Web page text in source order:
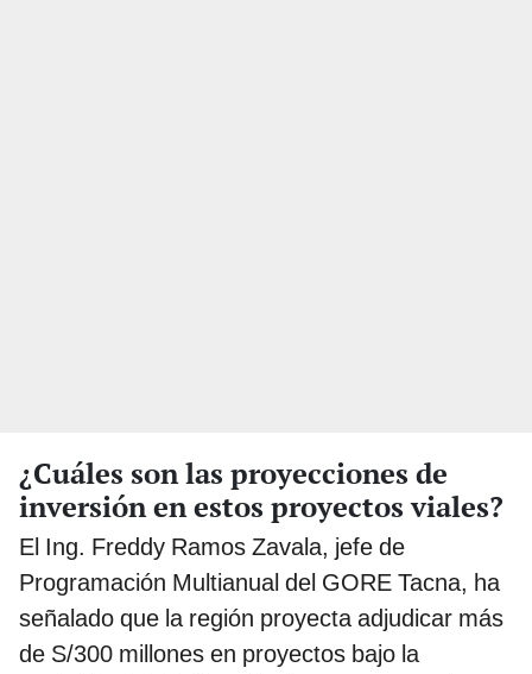
¿Cuáles son las proyecciones de
inversión en estos proyectos viales?
El Ing. Freddy Ramos Zavala, jefe de
Programación Multianual del GORE Tacna, ha
señalado que la región proyecta adjudicar más
de S/300 millones en proyectos bajo la